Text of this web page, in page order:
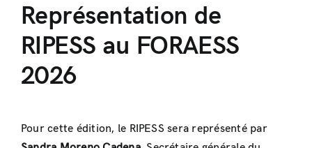
Représentation de
RIPESS au FORAESS
2026
Pour cette édition, le RIPESS sera représenté par